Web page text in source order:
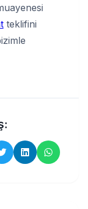
teklifini